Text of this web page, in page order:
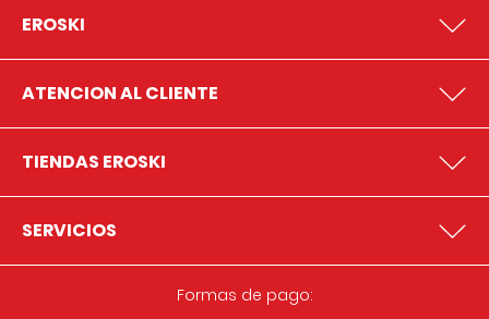
EROSKI
ATENCION AL CLIENTE
TIENDAS EROSKI
SERVICIOS
Formas de pago: